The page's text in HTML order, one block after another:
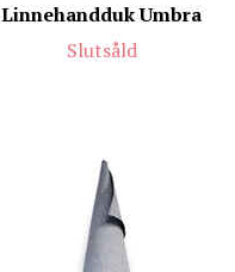
Linnehandduk Umbra
Slutsåld